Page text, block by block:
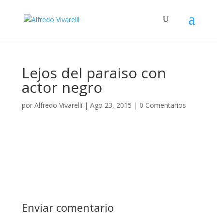
Lejos del paraiso con
actor negro
por Alfredo Vivarelli | Ago 23, 2015 | 0 Comentarios
Enviar comentario